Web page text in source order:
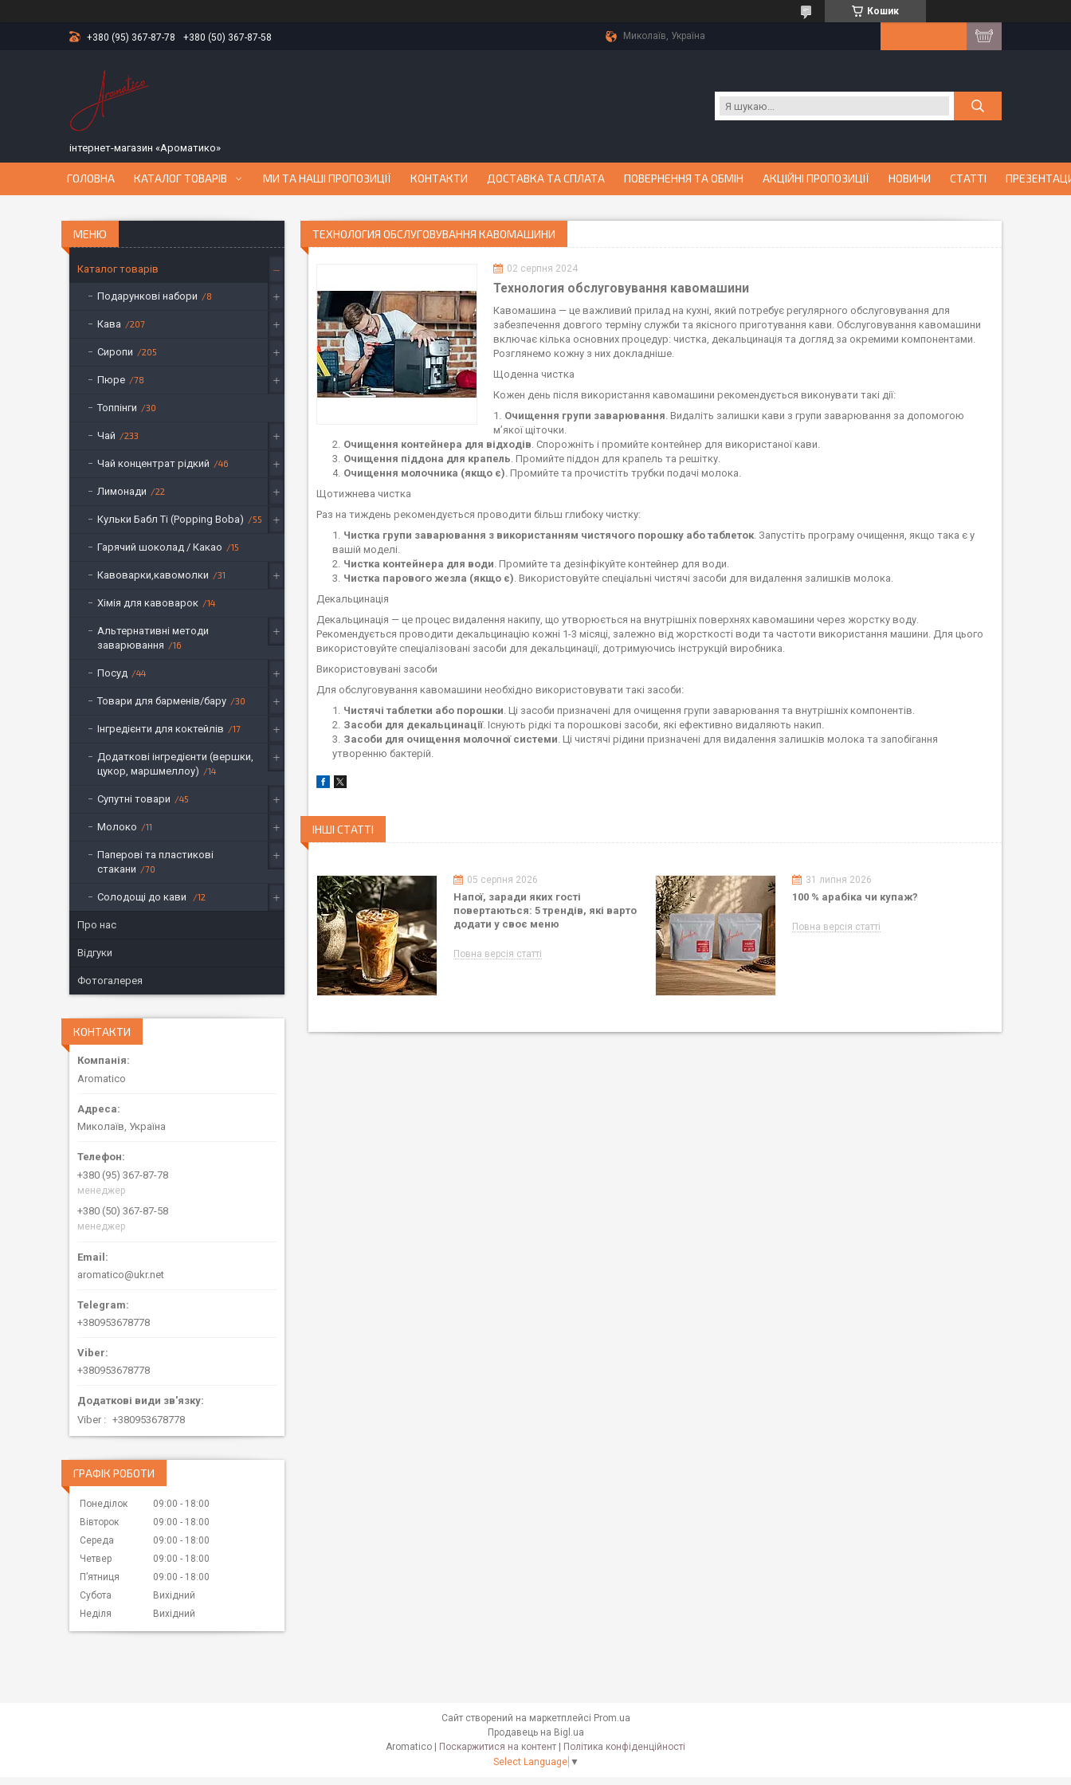
Кошик
+380 (95) 367-87-78 +380 (50) 367-87-58 Миколаїв, Україна
інтернет-магазин «Ароматико»
ГОЛОВНА КАТАЛОГ ТОВАРІВ МИ ТА НАШІ ПРОПОЗИЦІЇ КОНТАКТИ ДОСТАВКА ТА СПЛАТА ПОВЕРНЕННЯ ТА ОБМІН АКЦІЙНІ ПРОПОЗИЦІЇ НОВИНИ СТАТТІ
ТЕХНОЛОГИЯ ОБСЛУГОВУВАННЯ КАВОМАШИНИ
02 серпня 2024
Технология обслуговування кавомашини
Кавомашина — це важливий прилад на кухні, який потребує регулярного обслуговування для
забезпечення довгого терміну служби та якісного приготування кави. Обслуговування кавомашини
включає кілька основних процедур: чистка, декальцинація та догляд за окремими компонентами.
Розглянемо кожну з них докладніше.
Щоденна чистка
Кожен день після використання кавомашини рекомендується виконувати такі дії:
Очищення групи заварювання. Видаліть залишки кави з групи заварювання за допомогою
м’якої щіточки.
Очищення контейнера для відходів. Спорожніть і промийте контейнер для використаної кави.
Очищення піддона для крапель. Промийте піддон для крапель та решітку.
Очищення молочника (якщо є). Промийте та прочистіть трубки подачі молока.
Щотижнева чистка
Раз на тиждень рекомендується проводити більш глибоку чистку:
Чистка групи заварювання з використанням чистячого порошку або таблеток. Запустіть програму очищення, якщо така є у
вашій моделі.
Чистка контейнера для води. Промийте та дезінфікуйте контейнер для води.
Чистка парового жезла (якщо є). Використовуйте спеціальні чистячі засоби для видалення залишків молока.
Декальцинація
Декальцинація — це процес видалення накипу, що утворюється на внутрішніх поверхнях кавомашини через жорстку воду.
Рекомендується проводити декальцинацію кожні 1-3 місяці, залежно від жорсткості води та частоти використання машини. Для цього
використовуйте спеціалізовані засоби для декальцинації, дотримуючись інструкцій виробника.
Використовувані засоби
Для обслуговування кавомашини необхідно використовувати такі засоби:
Чистячі таблетки або порошки. Ці засоби призначені для очищення групи заварювання та внутрішніх компонентів.
Засоби для декальцинації. Існують рідкі та порошкові засоби, які ефективно видаляють накип.
Засоби для очищення молочної системи. Ці чистячі рідини призначені для видалення залишків молока та запобігання
утворенню бактерій.
ІНШІ СТАТТІ
05 серпня 2026
Напої, заради яких гості
повертаються: 5 трендів, які варто
додати у своє меню
Повна версія статті
31 липня 2026
100 % арабіка чи купаж?
Повна версія статті
Каталог товарів
Подарункові набори 8
Кава 207
Сиропи 205
Пюре 78
Топпінги 30
Чай 233
Чай концентрат рідкий 46
Лимонади 22
Кульки Бабл Ті (Popping Boba) 55
Гарячий шоколад / Какао 15
Кавоварки,кавомолки 31
Хімія для кавоварок 14
Альтернативні методи
заварювання
16
Посуд 44
Товари для барменів/бару 30
Інгредієнти для коктейлів 17
Додаткові інгредієнти (вершки,
цукор, маршмеллоу)
14
Супутні товари 45
Молоко 11
Паперові та пластикові
стакани
70
Солодощі до кави 12
Про нас
Відгуки
Фотогалерея
КОНТАКТИ
Aromatico
Миколаїв, Україна
+380 (95) 367-87-78
менеджер
+380 (50) 367-87-58
менеджер
aromatico@ukr.net
+380953678778
+380953678778
Viber +380953678778
ГРАФІК РОБОТИ
Понеділок 09:00
18:00
Вівторок
09:00
18:00
Середа
09:00
18:00
Четвер
09:00
18:00
Пʼятниця
09:00
18:00
Субота
Вихідний
Неділя
Вихідний
Сайт створений на маркетплейсі Prom.ua
Продавець на Bigl.ua
Поскаржитися на контент
Політика конфіденційності
Select Language ▼